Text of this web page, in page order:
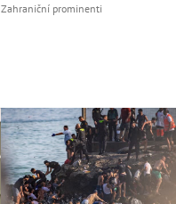
Zahraniční prominenti